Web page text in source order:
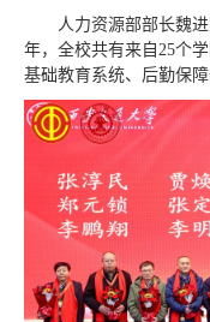
人力资源部部长魏
年，全校共有来自25个
基础教育系统、后勤保